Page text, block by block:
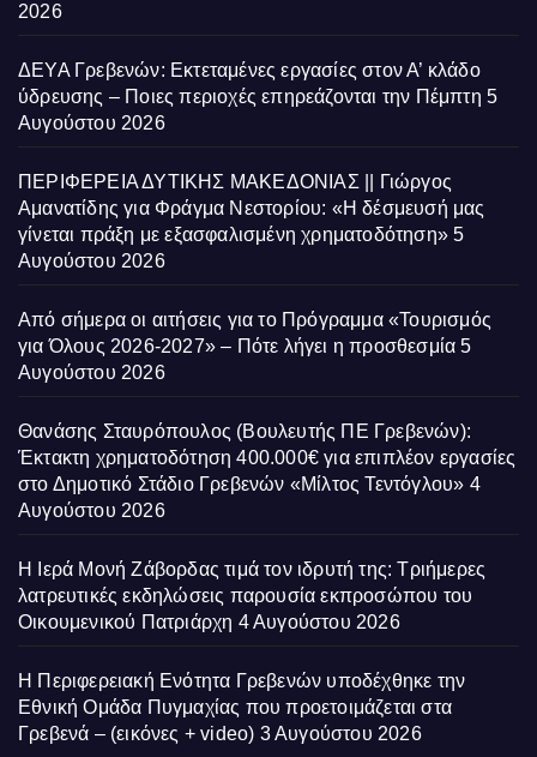
2026
ΔΕΥΑ Γρεβενών: Εκτεταμένες εργασίες στον Α’ κλάδο
ύδρευσης – Ποιες περιοχές επηρεάζονται την Πέμπτη 5
Αυγούστου 2026
ΠΕΡΙΦΕΡΕΙΑ ΔΥΤΙΚΗΣ ΜΑΚΕΔΟΝΙΑΣ || Γιώργος
Αμανατίδης για Φράγμα Νεστορίου: «Η δέσμευσή μας
γίνεται πράξη με εξασφαλισμένη χρηματοδότηση» 5
Αυγούστου 2026
Από σήμερα οι αιτήσεις για το Πρόγραμμα «Τουρισμός
για Όλους 2026-2027» – Πότε λήγει η προσθεσμία 5
Αυγούστου 2026
Θανάσης Σταυρόπουλος (Βουλευτής ΠΕ Γρεβενών):
Έκτακτη χρηματοδότηση 400.000€ για επιπλέον εργασίες
στο Δημοτικό Στάδιο Γρεβενών «Μίλτος Τεντόγλου» 4
Αυγούστου 2026
Η Ιερά Μονή Ζάβορδας τιμά τον ιδρυτή της: Τριήμερες
λατρευτικές εκδηλώσεις παρουσία εκπροσώπου του
Οικουμενικού Πατριάρχη 4 Αυγούστου 2026
Η Περιφερειακή Ενότητα Γρεβενών υποδέχθηκε την
Εθνική Ομάδα Πυγμαχίας που προετοιμάζεται στα
Γρεβενά – (εικόνες + video) 3 Αυγούστου 2026